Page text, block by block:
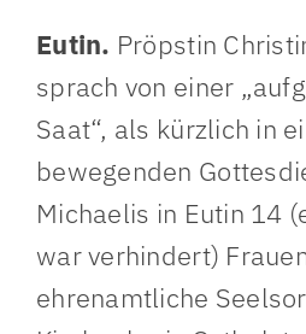
Eutin. Pröpstin
sprach von einer
Saat“, als kürzlich in
bewegenden
Michaelis in Eutin 14
war verhindert)
ehrenamtliche